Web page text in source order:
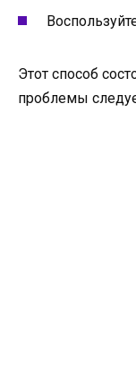
Этот способ
проблемы